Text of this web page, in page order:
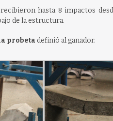
hasta 8 impactos
de la estructura.
probeta definió al ganador.